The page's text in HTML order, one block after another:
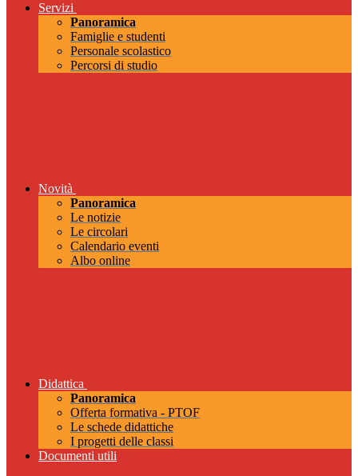
Servizi
Panoramica
Famiglie e studenti
Personale scolastico
Percorsi di studio
Novità
Panoramica
Le notizie
Le circolari
Calendario eventi
Albo online
Didattica
Panoramica
Offerta formativa - PTOF
Le schede didattiche
I progetti delle classi
Documenti utili